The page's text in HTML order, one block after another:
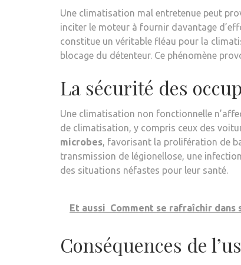
Une climatisation mal entretenue peut
inciter le moteur à fournir davantage
constitue un véritable fléau pour la
blocage du détenteur. Ce phénomène
La sécurité des
Une climatisation non fonctionnelle
de climatisation, y compris ceux des
microbes, favorisant la prolifération de
transmission de légionellose, une
des situations néfastes pour leur santé.
Et aussi Comment se rafraîchir
Conséquences de